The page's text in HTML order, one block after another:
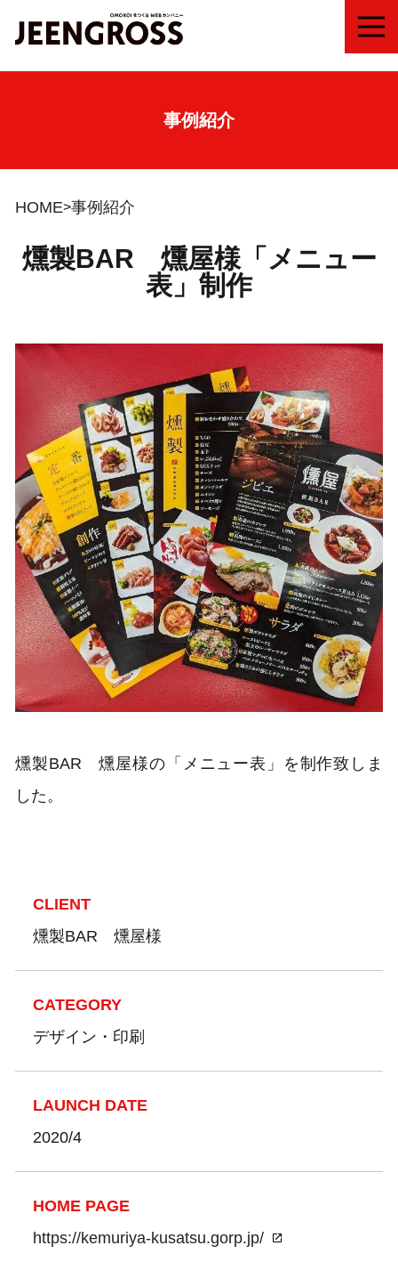
事例紹介
HOME 事例紹介
燻製BAR 燻屋様「メニュー
表」制作
燻製BAR 燻屋様の「メニュー表」を制作致しま
した。
CLIENT
燻製BAR 燻屋様
CATEGORY
デザイン・印刷
LAUNCH DATE
2020/4
HOME PAGE
https://kemuriya-kusatsu.gorp.jp/